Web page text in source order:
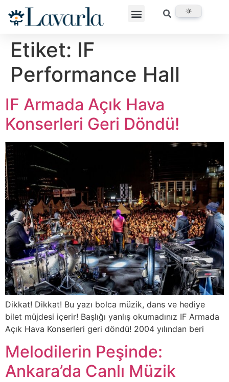
Etiket: IF
Performance Hall
IF Armada Açık Hava
Konserleri Geri Döndü!
Dikkat! Dikkat! Bu yazı bolca müzik, dans ve hediye
bilet müjdesi içerir! Başlığı yanlış okumadınız IF Armada
Açık Hava Konserleri geri döndü! 2004 yılından beri
Melodilerin Peşinde:
Ankara’da Canlı Müzik